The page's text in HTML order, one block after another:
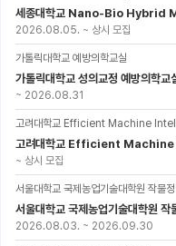
세종대학교 Nano-Bio Hybrid
2026.08.05. ~ 상시 모집
가톨릭대학교 예방의학교실
가톨릭대학교 성의교정 예방의학교
~ 2026.08.31
고려대학교 Efficient Machine
고려대학교 Efficient Machine
~ 상시 모집
서울대학교 국제농업기술대학원 작물
서울대학교 국제농업기술대학원 작
2026.08.03. ~ 2026.09.30